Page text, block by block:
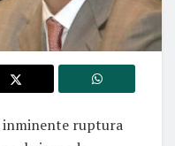
inminente ruptura